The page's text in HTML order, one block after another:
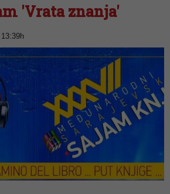
'Vrata znanja'